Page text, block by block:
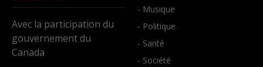
Avec la participation du
gouvernement du
Canada
- Musique
- Politique
- Santé
- Société